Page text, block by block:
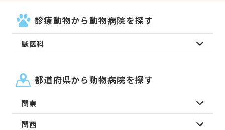
診療動物から動物病院を探す
獣医科
都道府県から動物病院を探す
関東
関西